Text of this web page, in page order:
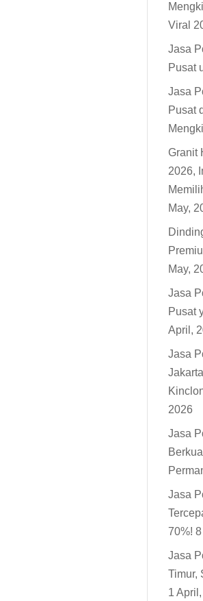
Viral
Jasa
Pusat
Jasa
Pusat
Granit
2026,
May,
May,
Jasa
Pusat
April,
Jasa
2026
Jasa
Jasa
70%!
Jasa
Timur,
1